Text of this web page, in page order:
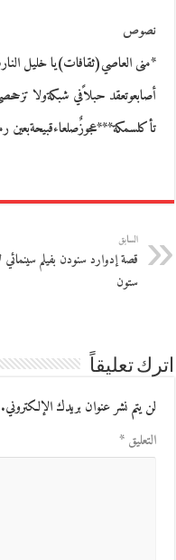
نصوص
*منى العاصي(ثقافات)يا خليل
أصابعوتعقد حبلاًفي شبكةولا
تأكلسمكة***عجوزٌصلعاءقبيحةبعين
السابق
قصة إدوارد سنودن بفيلم سينمائي
ستون
اترك تعليقاً
لن يتم نشر عنوان بريدك الإلكتروني.
التعليق*